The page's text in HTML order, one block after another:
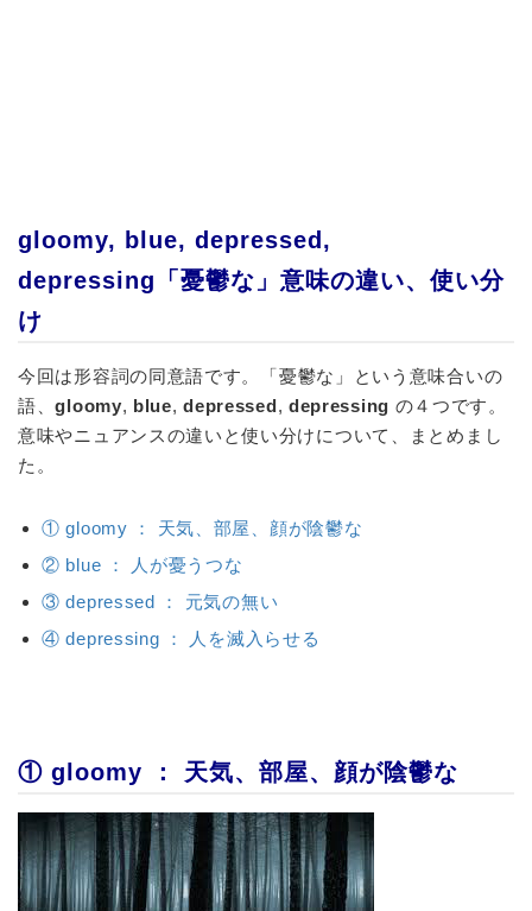
gloomy, blue, depressed,
depressing「憂鬱な」意味の違い、使い分
け
今回は形容詞の同意語です。「憂鬱な」という意味合いの
語、gloomy, blue,depressed, depressing の４つです。
意味やニュアンスの違いと使い分けについて、まとめまし
た。
① gloomy ： 天気、部屋、顔が陰鬱な
② blue ： 人が憂うつな
③ depressed ： 元気の無い
④ depressing ： 人を滅入らせる
① gloomy ： 天気、部屋、顔が陰鬱な